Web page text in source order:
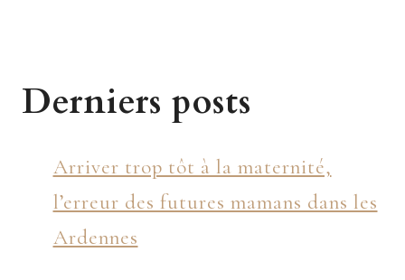
Derniers posts
Arriver trop tôt à la maternité,
l’erreur des futures mamans dans les
Ardennes